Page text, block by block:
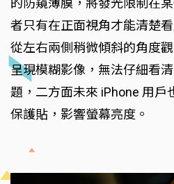
的防窺薄膜，將發光限制在
者只有在正面視角才能清楚
從左右兩側稍微傾斜的角度
呈現模糊影像，無法仔細看
題，二方面未來 iPhone 用戶
保護貼，影響螢幕亮度。